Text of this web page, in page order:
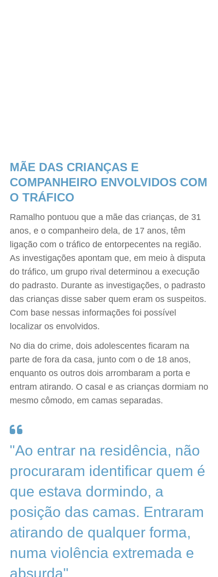
MÃE DAS CRIANÇAS E
COMPANHEIRO ENVOLVIDOS COM
O TRÁFICO
Ramalho pontuou que a mãe das crianças, de 31
anos, e o companheiro dela, de 17 anos, têm
ligação com o tráfico de entorpecentes na região.
As investigações apontam que, em meio à disputa
do tráfico, um grupo rival determinou a execução
do padrasto. Durante as investigações, o padrasto
das crianças disse saber quem eram os suspeitos.
Com base nessas informações foi possível
localizar os envolvidos.
No dia do crime, dois adolescentes ficaram na
parte de fora da casa, junto com o de 18 anos,
enquanto os outros dois arrombaram a porta e
entram atirando. O casal e as crianças dormiam no
mesmo cômodo, em camas separadas.
"Ao entrar na residência, não
procuraram identificar quem é
que estava dormindo, a
posição das camas. Entraram
atirando de qualquer forma,
numa violência extremada e
absurda"